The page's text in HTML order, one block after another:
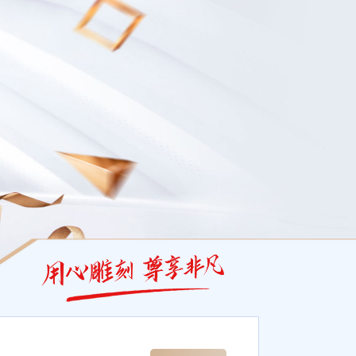
为了回馈AG亚娱集团尊贵会员，推出的专享福利，只要您进行游戏